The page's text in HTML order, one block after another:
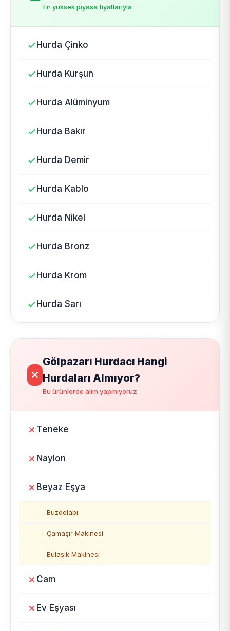
En yüksek piyasa fiyatlarıyla
Hurda Çinko
Hurda Kurşun
Hurda Alüminyum
Hurda Bakır
Hurda Demir
Hurda Kablo
Hurda Nikel
Hurda Bronz
Hurda Krom
Hurda Sarı
Gölpazarı Hurdacı Hangi
Hurdaları Almıyor?
Bu ürünlerde alım yapmıyoruz
Teneke
Naylon
Beyaz Eşya
- Buzdolabı
- Çamaşır Makinesi
- Bulaşık Makinesi
Cam
Ev Eşyası